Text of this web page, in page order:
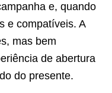
e, quando
e compatíveis. A
mas bem
de abertura
do presente.